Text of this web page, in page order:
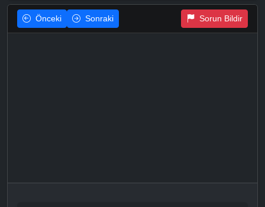
Önceki Sonraki Sorun Bildir